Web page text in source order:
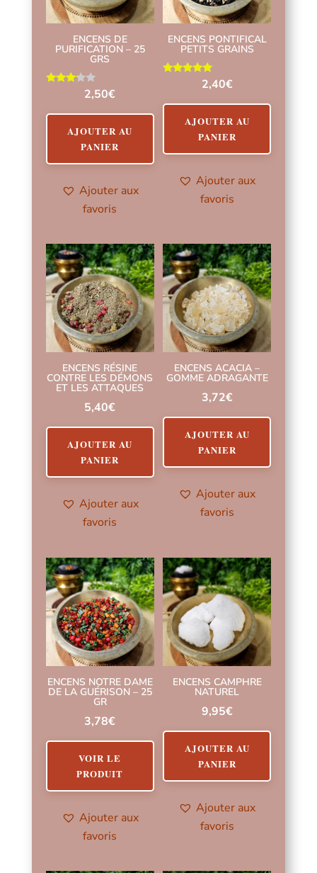
ENCENS DE
PURIFICATION – 25
GRS
2,50€
AJOUTER AU
PANIER
Ajouter aux
favoris
ENCENS PONTIFICAL
PETITS GRAINS
2,40€
AJOUTER AU
PANIER
Ajouter aux
favoris
ENCENS RÉSINE
CONTRE LES DÉMONS
ET LES ATTAQUES
5,40€
AJOUTER AU
PANIER
Ajouter aux
favoris
ENCENS ACACIA –
GOMME ADRAGANTE
3,72€
AJOUTER AU
PANIER
Ajouter aux
favoris
ENCENS NOTRE DAME
DE LA GUÉRISON – 25
GR
3,78€
VOIR LE
PRODUIT
Ajouter aux
favoris
ENCENS CAMPHRE
NATUREL
9,95€
AJOUTER AU
PANIER
Ajouter aux
favoris